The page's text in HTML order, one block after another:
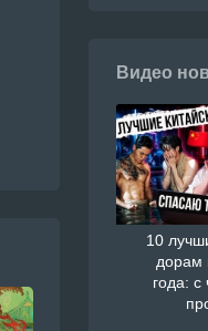
Видео
10
дорам
года: с